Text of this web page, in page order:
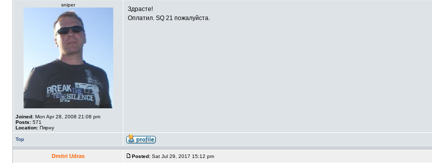
sniper
Joined: Mon Apr 28, 2008 21:08 pm
Posts: 571
Location: Пярну
Здрасте!
Оплатил. SQ 21 пожалуйста.
Top
Dmitri Udras Posted: Sat Jul 29, 2017 15:12 pm